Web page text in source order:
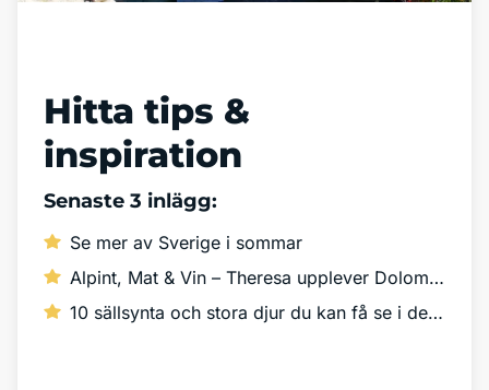
Hitta tips &
inspiration
Senaste 3 inlägg:
Se mer av Sverige i sommar
Alpint, Mat & Vin – Theresa upplever Dolomiterna!
10 sällsynta och stora djur du kan få se i det vilda